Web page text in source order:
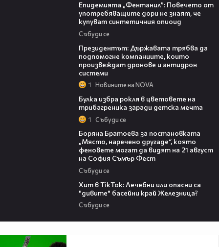
Епидемията „Фентанил”: Повечето от
употребяващите дори не знаят, че
купуват синтетичния опиоид
Събуди се
Президентът: Държавата трябва да
подпомогне компаниите, които
произвеждат дронове и антидрон
системи
1 Новините на NOVA
Булка избра рокля в цветовете на
трибагреника заради детска мечта
1 Събуди се
Боряна Братоева за постановката
„Място, наречено другаде“, която
феновете могат да видят на 21 август
на София Съмър Фест
Събуди се
Хит в TikTok: Лечебни или опасни са
"дивите" басейни край Железница?
Събуди се